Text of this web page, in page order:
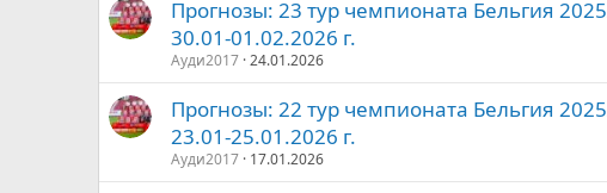
Прогнозы: 23 тур чемпионата Бельгия
30.01-01.02.2026 г.
Ауди2017 24.01.2026
Прогнозы: 22 тур чемпионата Бельгия
23.01-25.01.2026 г.
Ауди2017 17.01.2026